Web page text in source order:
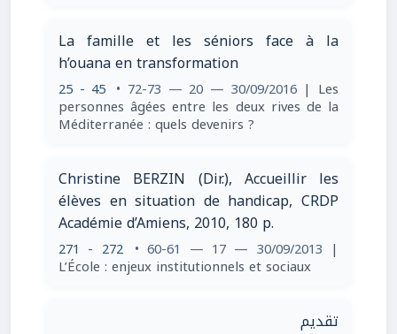
La famille et les séniors face à la
h’ouana en transformation
25 - 45 • 72-73 — 20 — 30/09/2016 | Les
personnes âgées entre les deux rives de la
Méditerranée : quels devenirs ?
Christine BERZIN (Dir.), Accueillir les
élèves en situation de handicap, CRDP
Académie d’Amiens, 2010, 180 p.
271 - 272 • 60-61 — 17 — 30/09/2013 |
L’École : enjeux institutionnels et sociaux
تقديم